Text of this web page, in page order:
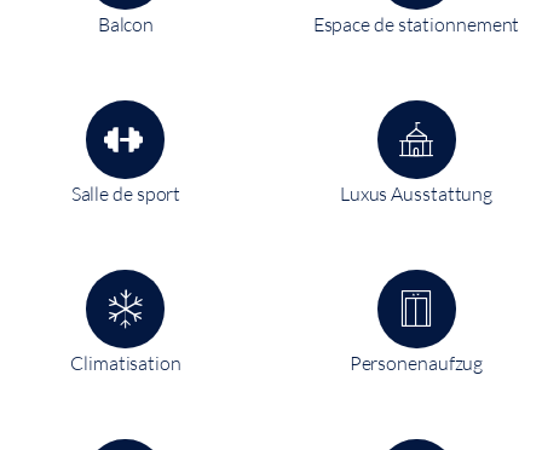
Balcon Espace de stationnement
Salle de sport Luxus Ausstattung
Climatisation Personenaufzug